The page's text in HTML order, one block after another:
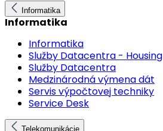
Informatika
Informatika
Informatika
Služby Datacentra - Housing
Služby Datacentra
Medzinárodná výmena dát
Servis výpočtovej techniky
Service Desk
Telekomunikácie